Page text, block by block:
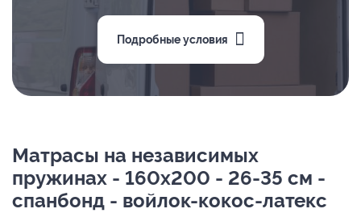
Подробные условия
Матрасы на независимых
пружинах - 160х200 - 26-35 см -
спанбонд - войлок-кокос-латекс